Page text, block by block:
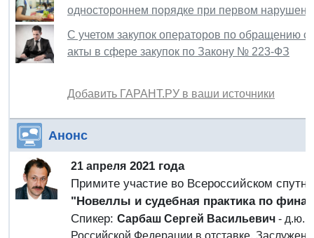
одностороннем порядке при первом
С учетом закупок операторов по обращению
акты в сфере закупок по Закону № 223-ФЗ
Добавить ГАРАНТ.РУ в ваши источники
Анонс
21 апреля 2021 года
Примите участие во Всероссийском
"Новеллы и судебная практика по
Спикер: Сарбаш Сергей Васильевич -
Российской Федерации в отставке,